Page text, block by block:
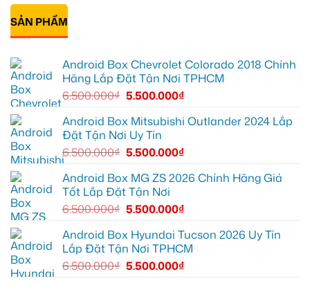
Đức
cần
ánh
sáng
Suzuki
XL7
tại
ghi
mọi
cung
đường
Android
Box
cho
tại
Quận
xem
Youtube
bình
luận
ở
Anh
Android
box
Geely
EX2
tại
Quận
Gò
Vấp
xem
YouTube
dẫn
đường
SẢN PHẨM
Android Box Chevrolet Colorado 2018 Chính
Hãng Lắp Đặt Tận Nơi TPHCM
6.500.000₫ 5.500.000₫
Android Box Mitsubishi Outlander 2024 Lắp
Đặt Tận Nơi Uy Tín
6.500.000₫ 5.500.000₫
Android Box MG ZS 2026 Chính Hãng Giá
Tốt Lắp Đặt Tận Nơi
6.500.000₫ 5.500.000₫
Android Box Hyundai Tucson 2026 Uy Tín
Lắp Đặt Tận Nơi TPHCM
6.500.000₫ 5.500.000₫